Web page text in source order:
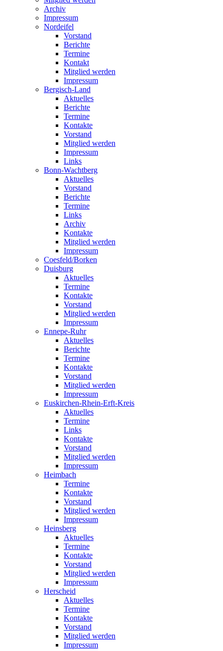
Archiv
Impressum
Nordeifel
Vorstand
Berichte
Termine
Kontakt
Mitglied werden
Impressum
Bergisch-Land
Aktuelles
Berichte
Termine
Kontakte
Vorstand
Mitglied werden
Impressum
Links
Bonn-Wachtberg
Aktuelles
Vorstand
Berichte
Termine
Links
Archiv
Kontakte
Mitglied werden
Impressum
Coesfeld/Borken
Duisburg
Aktuelles
Termine
Kontakte
Vorstand
Mitglied werden
Impressum
Ennepe-Ruhr
Aktuelles
Berichte
Termine
Kontakte
Vorstand
Mitglied werden
Impressum
Euskirchen-Rhein-Erft-Kreis
Aktuelles
Termine
Links
Kontakte
Vorstand
Mitglied werden
Impressum
Heimbach
Termine
Kontakte
Vorstand
Mitglied werden
Impressum
Heinsberg
Aktuelles
Termine
Kontakte
Vorstand
Mitglied werden
Impressum
Herscheid
Aktuelles
Termine
Kontakte
Vorstand
Mitglied werden
Impressum